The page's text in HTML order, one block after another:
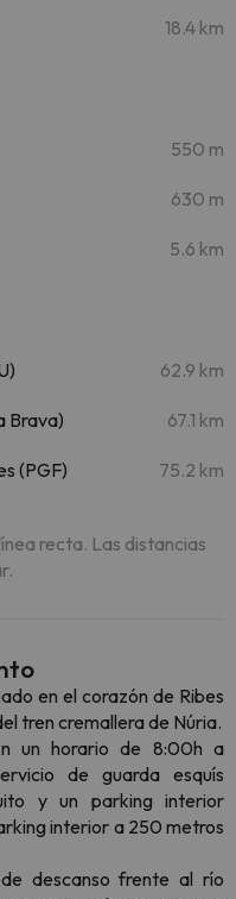
18.4 km
550 m
630 m
5.6 km
62.9 km
Brava) 67.1 km
(PGF) 75.2 km
recta. Las distancias
en el corazón de Ribes
tren cremallera de Núria.
un horario de 8:00h a
de guarda esquís
y un parking interior
interior a 250 metros
descanso frente al río